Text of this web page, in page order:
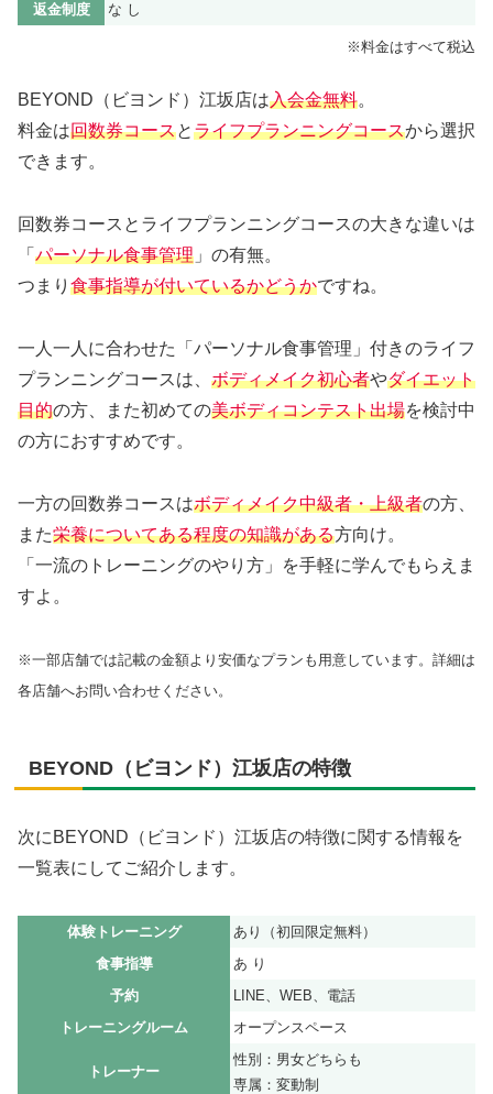
返金制度
な し
※料金はすべて税込
BEYOND（ビヨンド）江坂店は入会金無料。
料金は回数券コースとライフプランニングコースから選択
できます。
回数券コースとライフプランニングコースの大きな違いは
「 パーソナル食事管理 」の有無。
つまり 食事指導が付いているかどうかですね。
一人一人に合わせた「パーソナル食事管理」付きのライフ
プランニングコースは、 ボディメイク初心者やダイエット
目的の方、また初めての美ボディコンテスト出場を検討中
の方におすすめです。
一方の回数券コースはボディメイク中級者・上級者の方、
また栄養についてある程度の知識がある方向け。
「一流のトレーニングのやり方」を手軽に学んでもらえま
すよ。
※一部店舗では記載の金額より安価なプランも用意しています。詳細は
各店舗へお問い合わせください。
BEYOND（ビヨンド）江坂店の特徴
次にBEYOND（ビヨンド）江坂店の特徴に関する情報を
一覧表にしてご紹介します。
体験トレーニング
あり（初回限定無料）
食事指導
あ り
予約
LINE、WEB、電話
トレーニングルーム
オープンスペース
トレーナー
性別：男女どちらも
専属：変動制